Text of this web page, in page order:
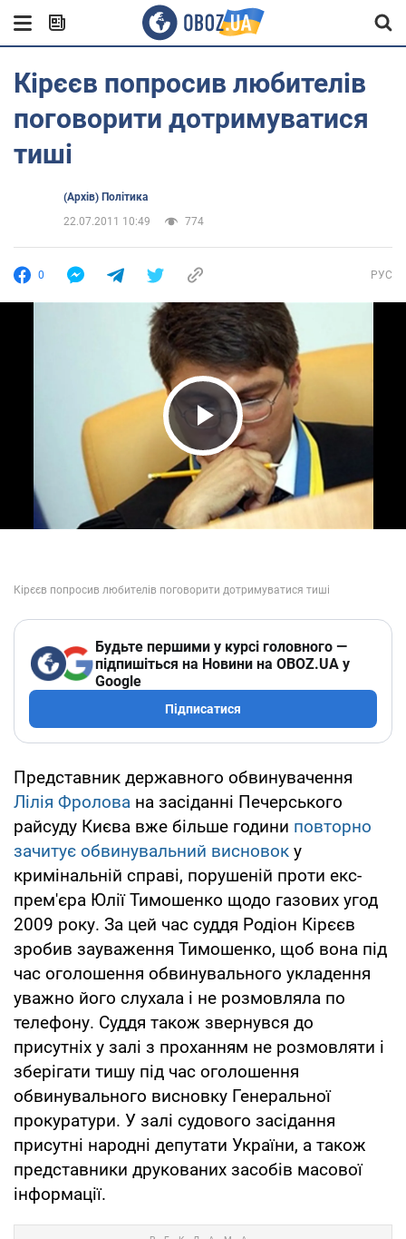
Кірєєв попросив любителів
поговорити дотримуватися
тиші
(Архів) Політика
22.07.2011 10:49
774
0 РУС
Play Video
Будьте першими у курсі головного —
підпишіться на Новини на OBOZ.UA у
Google
Підписатися
Представник державного обвинувачення
Лілія Фролова на засіданні Печерського
райсуду Києва вже більше години повторно
зачитує обвинувальний висновок у
кримінальній справі, порушеній проти екс-
прем'єра Юлії Тимошенко щодо газових угод
2009 року. За цей час суддя Родіон Кірєєв
зробив зауваження Тимошенко, щоб вона під
час оголошення обвинувального укладення
уважно його слухала і не розмовляла по
телефону. Суддя також звернувся до
присутніх у залі з проханням не розмовляти і
зберігати тишу під час оголошення
обвинувального висновку Генеральної
прокуратури. У залі судового засідання
присутні народні депутати України, а також
представники друкованих засобів масової
інформації.